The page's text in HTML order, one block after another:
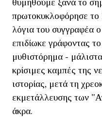
πρωτοκυκλοφόρησε
λόγια του συγγραφέα ο
επιδίωκε γράφοντας
μυθιστόρημα -
κρίσιμες καμπές της
ιστορίας, μετά τη
εκμετάλλευσης των
άκρα.